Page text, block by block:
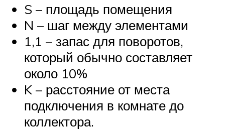
S – площадь помещения
N – шаг между элементами
1,1 – запас для поворотов,
который обычно составляет
около 10%
K – расстояние от места
подключения в комнате до
коллектора.